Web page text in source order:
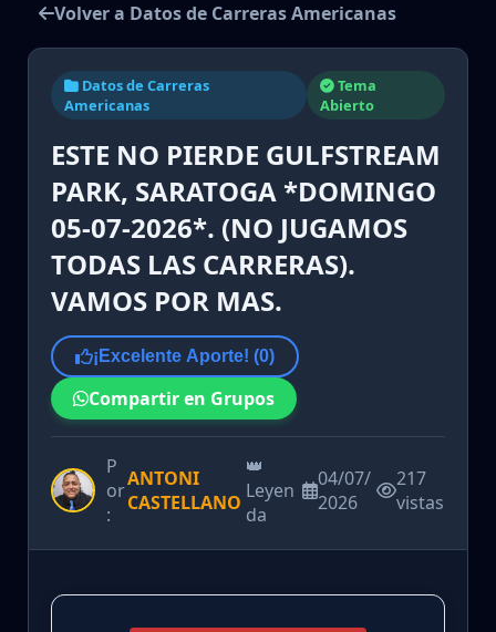
Volver a Datos de Carreras Americanas
Datos de Carreras
Americanas
Tema
Abierto
ESTE NO PIERDE GULFSTREAM
PARK, SARATOGA *DOMINGO
05-07-2026*. (NO JUGAMOS
TODAS LAS CARRERAS).
VAMOS POR MAS.
¡Excelente Aporte! (0)
Compartir en Grupos
P
or
:
ANTONI
CASTELLANO
👑
Leyen
da
04/07/
2026
217
vistas